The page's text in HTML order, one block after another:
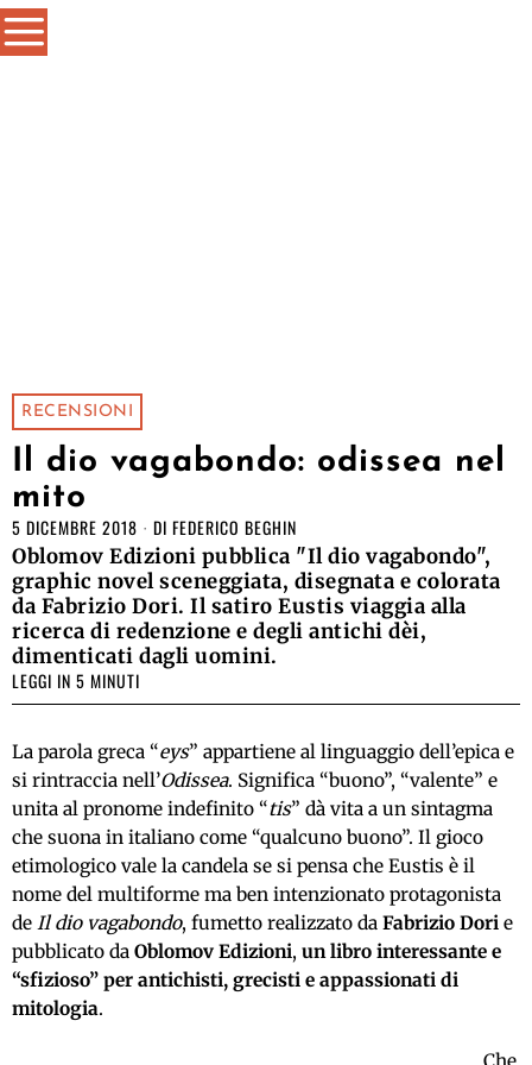
RECENSIONI
Il dio vagabondo: odissea nel
mito
5 DICEMBRE 2018 DI FEDERICO BEGHIN
Oblomov Edizioni pubblica "Il dio vagabondo",
graphic novel sceneggiata, disegnata e colorata
da Fabrizio Dori. Il satiro Eustis viaggia alla
ricerca di redenzione e degli antichi dèi,
dimenticati dagli uomini.
LEGGI IN 5 MINUTI
La parola greca “eys” appartiene al linguaggio dell’epica e
si rintraccia nell’Odissea. Significa “buono”, “valente” e
unita al pronome indefinito “tis” dà vita a un sintagma
che suona in italiano come “qualcuno buono”. Il gioco
etimologico vale la candela se si pensa che Eustis è il
nome del multiforme ma ben intenzionato protagonista
de Il dio vagabondo, fumetto realizzato da Fabrizio Dori e
pubblicato da Oblomov Edizioni, un libro interessante e
“sfizioso” per antichisti, grecisti e appassionati di
mitologia.